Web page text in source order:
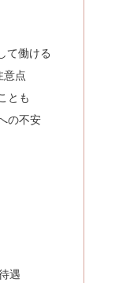
て働ける
意点
とも
の不安
遇